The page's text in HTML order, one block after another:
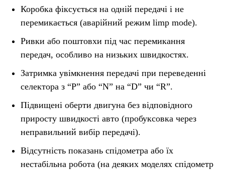
Коробка фіксується на одній передачі і не
перемикається (аварійний режим limp mode).
Ривки або поштовхи під час перемикання
передач, особливо на низьких швидкостях.
Затримка увімкнення передачі при переведенні
селектора з “P” або “N” на “D” чи “R”.
Підвищені оберти двигуна без відповідного
приросту швидкості авто (пробуксовка через
неправильний вибір передачі).
Відсутність показань спідометра або їх
нестабільна робота (на деяких моделях спідометр